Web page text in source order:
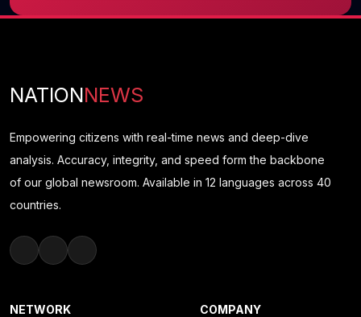
NATIONNEWS
Empowering citizens with real-time news and deep-dive
analysis. Accuracy, integrity, and speed form the backbone
of our global newsroom. Available in 12 languages across 40
countries.
NETWORK COMPANY